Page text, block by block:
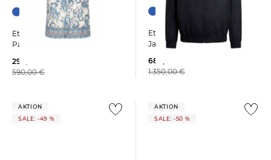
Etro | Herren Hemd mit
Paisley-Print
299,99 €
590,00 €
Etro | Herren Jacke aus
Jacquardgewebe
680,00 €
1.350,00 €
AKTION
SALE: -49 %
AKTION
SALE: -50 %